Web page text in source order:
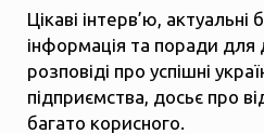
Цікаві інтерв’ю,
інформація та поради
розповіді про успішні
підприємства, досьє про
багато корисного.